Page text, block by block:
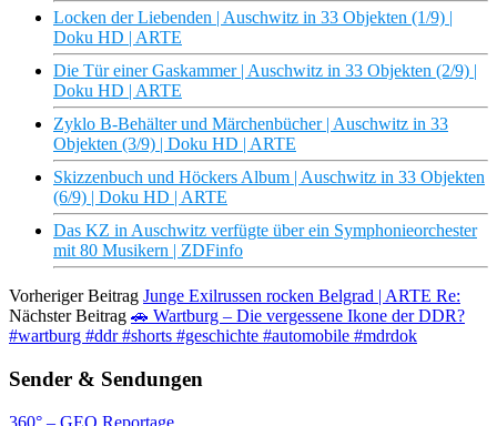
Locken der Liebenden | Auschwitz in 33 Objekten (1/9) |
Doku HD | ARTE
Die Tür einer Gaskammer | Auschwitz in 33 Objekten (2/9) |
Doku HD | ARTE
Zyklo B-Behälter und Märchenbücher | Auschwitz in 33
Objekten (3/9) | Doku HD | ARTE
Skizzenbuch und Höckers Album | Auschwitz in 33 Objekten
(6/9) | Doku HD | ARTE
Das KZ in Auschwitz verfügte über ein Symphonieorchester
mit 80 Musikern | ZDFinfo
Vorheriger Beitrag Junge Exilrussen rocken Belgrad | ARTE Re:
Nächster Beitrag 🚗 Wartburg – Die vergessene Ikone der DDR?
#wartburg #ddr #shorts #geschichte #automobile #mdrdok
Sender & Sendungen
360° – GEO Reportage